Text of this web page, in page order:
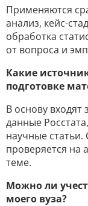
Применяются
анализ, кейс-
обработка
от вопроса и
Какие
подготовке
В основу входят
данные
научные статьи.
проверяется на
теме.
Можно ли
моего вуза?